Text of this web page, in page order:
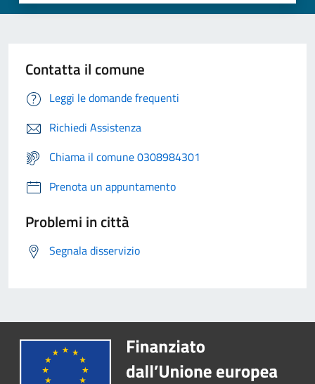
Contatta il comune
Leggi le domande frequenti
Richiedi Assistenza
Chiama il comune 0308984301
Prenota un appuntamento
Problemi in città
Segnala disservizio